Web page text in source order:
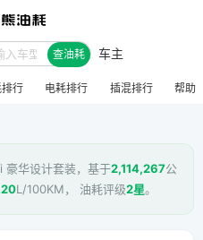
查油耗 车主
行 电耗排行 插混排行 帮助
华设计套装，基于2,114,267公
L/100KM， 油耗评级2星。